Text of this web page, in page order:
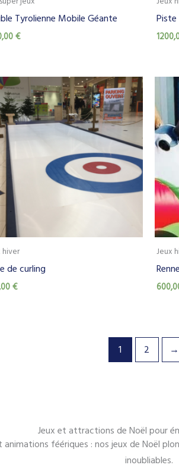
Tyrolienne Mobile Géante
€
hiver
de curling
€
Jeux
1 2 →
Jeux et attractions de Noël pour
féériques : nos jeux de Noël
inoubliables.